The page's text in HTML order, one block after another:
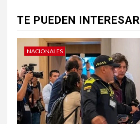
TE PUEDEN INTERESAR
NACIONALES